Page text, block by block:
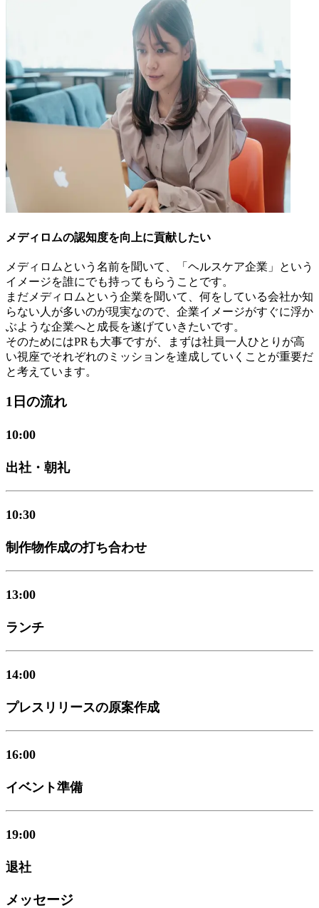
メディロムの認知度を向上に貢献したい
メディロムという名前を聞いて、「ヘルスケア企業」という
イメージを誰にでも持ってもらうことです。
まだメディロムという企業を聞いて、何をしている会社か知
らない人が多いのが現実なので、企業イメージがすぐに浮か
ぶような企業へと成長を遂げていきたいです。
そのためにはPRも大事ですが、まずは社員一人ひとりが高
い視座でそれぞれのミッションを達成していくことが重要だ
と考えています。
1日の流れ
10:00
出社・朝礼
10:30
制作物作成の打ち合わせ
13:00
ランチ
14:00
プレスリリースの原案作成
16:00
イベント準備
19:00
退社
メッセージ